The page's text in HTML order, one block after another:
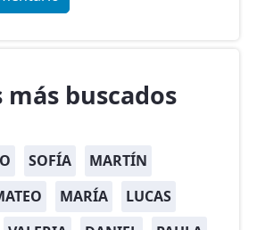
buscados
SOFÍA
MARTÍN
MARÍA
LUCAS